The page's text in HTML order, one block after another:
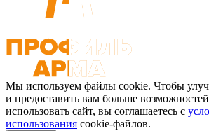
Мы используем файлы cookie. Чтобы
и предоставить вам больше
использовать сайт, вы соглашаетесь с
использования cookie-файлов.